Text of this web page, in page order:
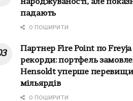
народжуваності, але
падають
0 ПОШИРИТИ
Партнер Fire Point по Freyja
рекорди: портфель
Hensoldt уперше
мільярдів
0 ПОШИРИТИ